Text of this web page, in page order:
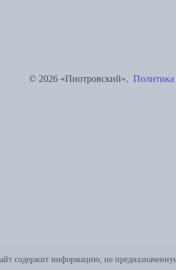
© 2026 «Пиотровский». Политика
содержит информацию, не